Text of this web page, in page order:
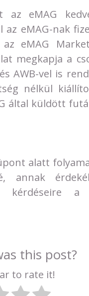
az eMAG
eMAG-nak
az eMAG
megkapja a
AWB-vel is
nélkül
által küldött
alatt
annak
kérdéseire a
this post?
to rate it!